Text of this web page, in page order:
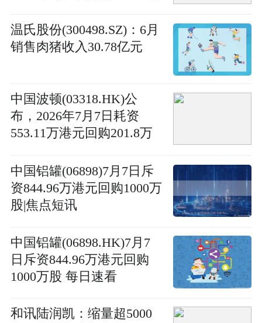
温氏股份(300498.SZ)：6月
销售肉猪收入30.78亿元
中国波顿(03318.HK)公
布，2026年7月7日耗资
553.11万港元回购201.8万
中国铝罐(06898)7月7日斥
资844.96万港元回购1000万
股|焦点短讯
中国铝罐(06898.HK)7月7
日斥资844.96万港元回购
1000万股 每日速看
和讯陆润凯：缩量超5000